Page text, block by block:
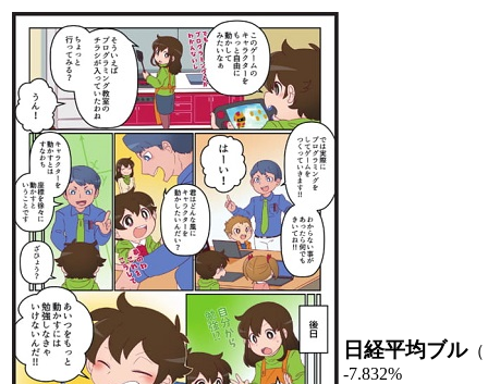
日経平均ブル（
-7.832%